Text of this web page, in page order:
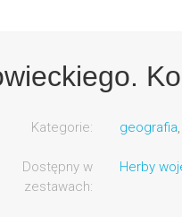
Kategorie: geografia,
Dostępny w
zestawach:
Herby